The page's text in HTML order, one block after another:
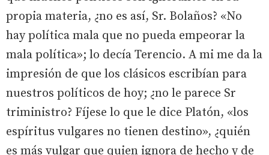
propia materia, ¿no es así, Sr. Bolaños? «No
hay política mala que no pueda empeorar la
mala política»; lo decía Terencio. A mi me da la
impresión de que los clásicos escribían para
nuestros políticos de hoy; ¿no le parece Sr
triministro? Fíjese lo que le dice Platón, «los
espíritus vulgares no tienen destino», ¿quién
es más vulgar que quien ignora de hecho y de